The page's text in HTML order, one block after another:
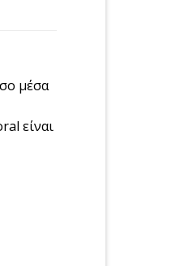
μέσα
είναι